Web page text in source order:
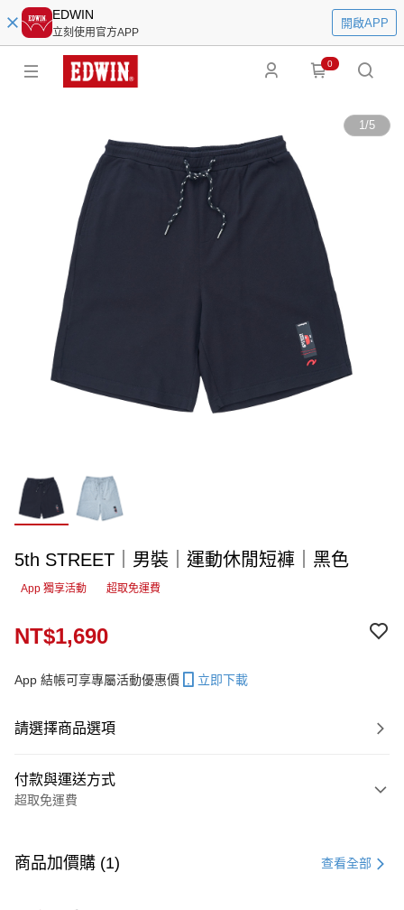
EDWIN
立刻使用官方APP
開啟APP
0
1/5
5th STREET｜男裝｜運動休閒短褲｜黑色
App 獨享活動 超取免運費
NT$1,690
App 結帳可享專屬活動優惠價 立即下載
請選擇商品選項
付款與運送方式
超取免運費
信用卡一次付款
商品加價購 (1) 查看全部